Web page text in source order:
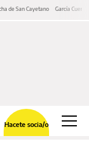
de San Cayetano García Cuerva
Hacete socia/o